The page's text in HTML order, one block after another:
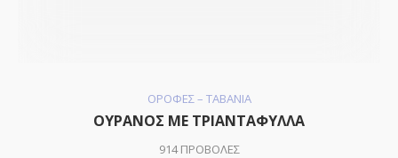
ΟΡΟΦΕΣ – ΤΑΒΑΝΙΑ
ΟΥΡΑΝΟΣ ΜΕ ΤΡΙΑΝΤΑΦΥΛΛΑ
914 ΠΡΟΒΟΛΕΣ